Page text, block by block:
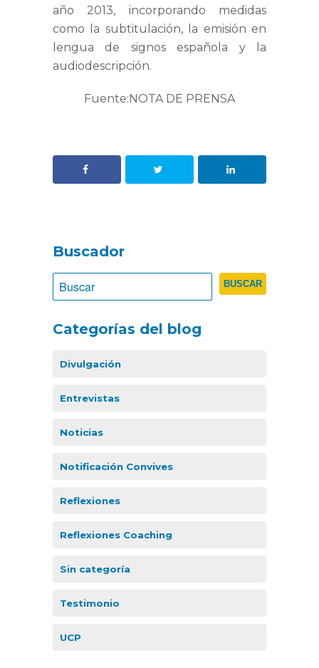
año 2013, incorporando medidas
como la subtitulación, la emisión en
lengua de signos española y la
audiodescripción.
Fuente:NOTA DE PRENSA
Buscador
Categorías del blog
Divulgación
Entrevistas
Noticias
Notificación Convives
Reflexiones
Reflexiones Coaching
Sin categoría
Testimonio
UCP